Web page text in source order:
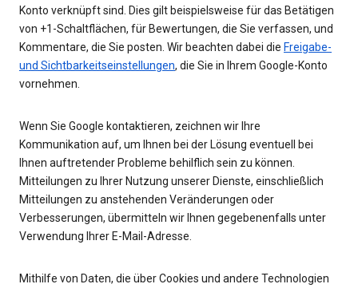
Konto verknüpft sind. Dies gilt beispielsweise für das Betätigen
von +1-Schaltflächen, für Bewertungen, die Sie verfassen, und
Kommentare, die Sie posten. Wir beachten dabei die Freigabe-
und Sichtbarkeitseinstellungen, die Sie in Ihrem Google-Konto
vornehmen.
Wenn Sie Google kontaktieren, zeichnen wir Ihre
Kommunikation auf, um Ihnen bei der Lösung eventuell bei
Ihnen auftretender Probleme behilflich sein zu können.
Mitteilungen zu Ihrer Nutzung unserer Dienste, einschließlich
Mitteilungen zu anstehenden Veränderungen oder
Verbesserungen, übermitteln wir Ihnen gegebenenfalls unter
Verwendung Ihrer E-Mail-Adresse.
Mithilfe von Daten, die über Cookies und andere Technologien